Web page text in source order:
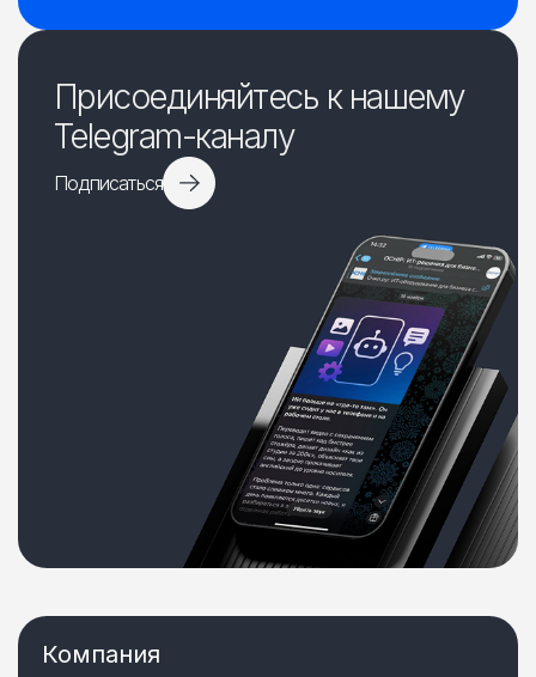
Присоединяйтесь к нашему
Telegram-каналу
Подписаться
Компания